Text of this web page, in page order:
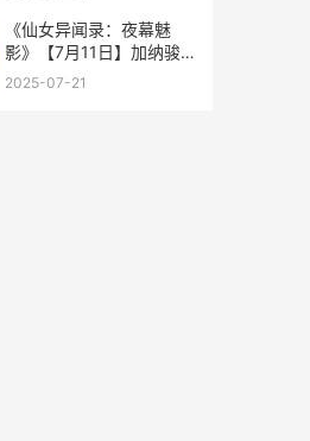
《仙女异闻录：夜幕魅
影》【7月11日】加纳骏
生日快乐 仙侠异闻录
2025-07-21